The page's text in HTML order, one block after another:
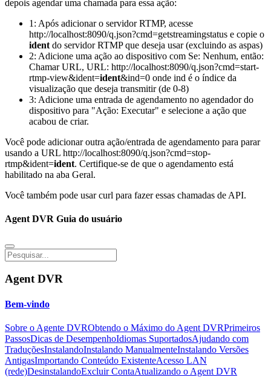
depois agendar uma chamada para essa ação:
1: Após adicionar o servidor RTMP, acesse
http://localhost:8090/q.json?cmd=getstreamingstatus e copie o
ident do servidor RTMP que deseja usar (excluindo as aspas)
2: Adicione uma ação ao dispositivo com Se: Nenhum, então:
Chamar URL, URL: http://localhost:8090/q.json?cmd=start-
rtmp-view&ident=ident&ind=0 onde ind é o índice da
visualização que deseja transmitir (de 0-8)
3: Adicione uma entrada de agendamento no agendador do
dispositivo para "Ação: Executar" e selecione a ação que
acabou de criar.
Você pode adicionar outra ação/entrada de agendamento para parar
usando a URL http://localhost:8090/q.json?cmd=stop-
rtmp&ident=ident. Certifique-se de que o agendamento está
habilitado na aba Geral.
Você também pode usar curl para fazer essas chamadas de API.
Agent DVR Guia do usuário
Agent DVR
Bem-vindo
Sobre o Agente DVRObtendo o Máximo do Agent DVRPrimeiros
PassosDicas de DesempenhoIdiomas SuportadosAjudando com
TraduçõesInstalandoInstalando ManualmenteInstalando Versões
AntigasImportando Conteúdo ExistenteAcesso LAN
(rede)DesinstalandoExcluir ContaAtualizando o Agent DVR